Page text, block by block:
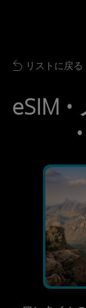
Back to list
リストに戻る
eSIM •